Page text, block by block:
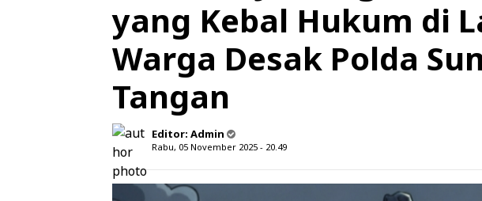
yang Kebal Hukum di
Warga Desak Polda
Tangan
Editor: Admin
Rabu, 05 November 2025 - 20.49